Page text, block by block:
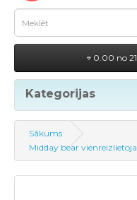
0.00 no 21
Kategorijas
Sākums
Midday bear